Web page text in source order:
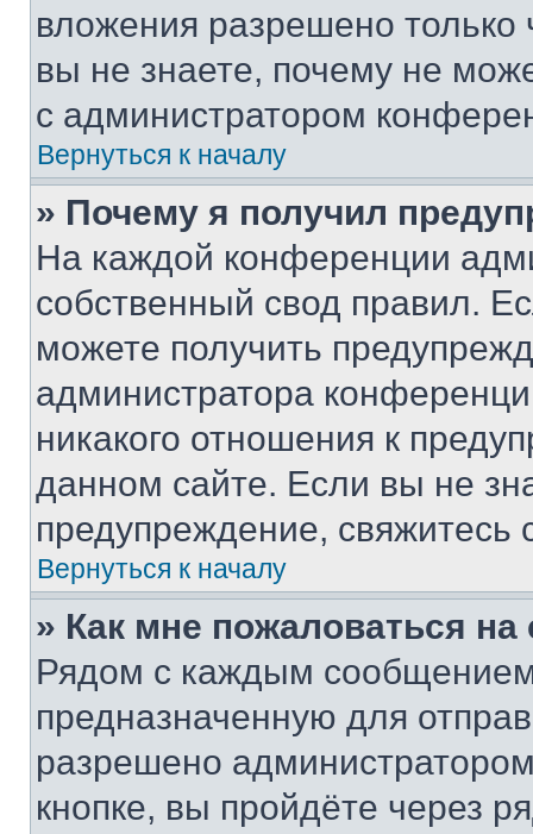
вложения разрешено
вы не знаете, почему не
с администратором
Вернуться к началу
» Почему я получил
На каждой конференции
собственный свод правил.
можете получить
администратора
никакого отношения к
данном сайте. Если вы не
предупреждение,
Вернуться к началу
» Как мне пожаловаться
Рядом с каждым сообщением
предназначенную для
разрешено
кнопке, вы пройдёте через